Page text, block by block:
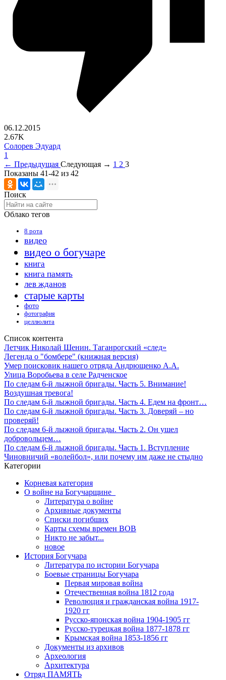
06.12.2015
2.67K
Солорев Эдуард
1
← Предыдущая Следующая → 1 2 3
Показаны 41-42 из 42
Поиск
Облако тегов
8 рота
видео
видео о богучаре
книга
книга память
лев жданов
старые карты
фото
фотография
целлюлита
Список контента
Летчик Николай Шенин. Таганрогский «след»
Легенда о "бомбере" (книжная версия)
Умер поисковик нашего отряда Андрющенко А.А.
Улица Воробьева в селе Радченское
По следам 6-й лыжной бригады. Часть 5. Внимание!
Воздушная тревога!
По следам 6-й лыжной бригады. Часть 4. Едем на фронт…
По следам 6-й лыжной бригады. Часть 3. Доверяй – но
проверяй!
По следам 6-й лыжной бригады. Часть 2. Он ушел
добровольцем…
По следам 6-й лыжной бригады. Часть 1. Вступление
Чиновничий «волейбол», или почему им даже не стыдно
Категории
Корневая категория
О войне на Богучарщине_
Литература о войне
Архивные документы
Списки погибших
Карты схемы времен ВОВ
Никто не забыт...
новое
История Богучара
Литература по истории Богучара
Боевые страницы Богучара
Первая мировая война
Отечественная война 1812 года
Революция и гражданская война 1917-
1920 гг
Русско-японская война 1904-1905 гг
Русско-турецкая война 1877-1878 гг
Крымская война 1853-1856 гг
Документы из архивов
Археология
Архитектура
Отряд ПАМЯТЬ